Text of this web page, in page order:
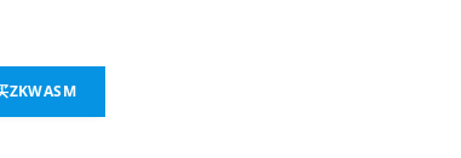
ZKWASM